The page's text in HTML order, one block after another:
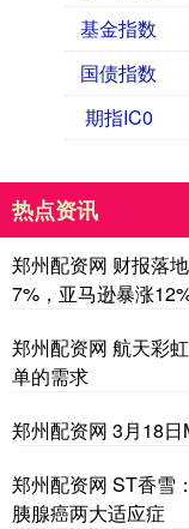
基金指数
国债指数
期指IC0
热点资讯
郑州配资网 财报落
7%，亚马逊暴涨
郑州配资网 航天彩
单的需求
郑州配资网 3月18
郑州配资网 ST香雪
胰腺癌两大适应症